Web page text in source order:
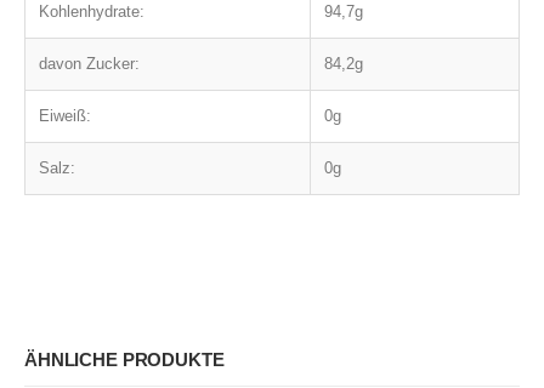
Kohlenhydrate: 94,7g
davon Zucker: 84,2g
Eiweiß: 0g
Salz: 0g
ÄHNLICHE PRODUKTE